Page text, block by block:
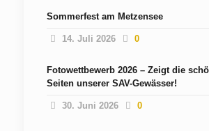
Sommerfest am Metzensee
14. Juli 2026 0
Fotowettbewerb 2026 – Zeigt die
Seiten unserer SAV-Gewässer!
30. Juni 2026 0